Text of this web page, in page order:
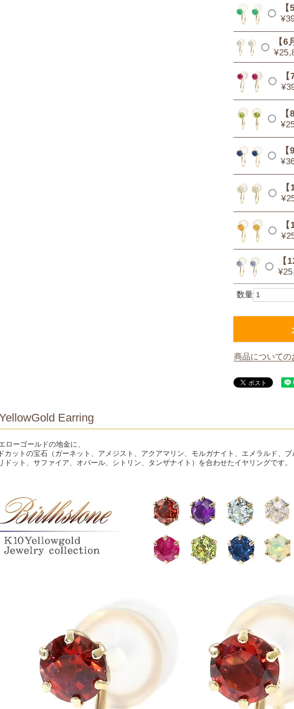
¥
【
¥
¥
¥
¥
¥
¥
【
¥
商品についての
Earring
ローゴールドの地金に、
カットの宝石（ガーネット、アメジスト、アクアマリン、モルガナイト、エメラルド、
ドット、サファイア、オパール、シトリン、タンザナイト）を合わせたイヤリングです。